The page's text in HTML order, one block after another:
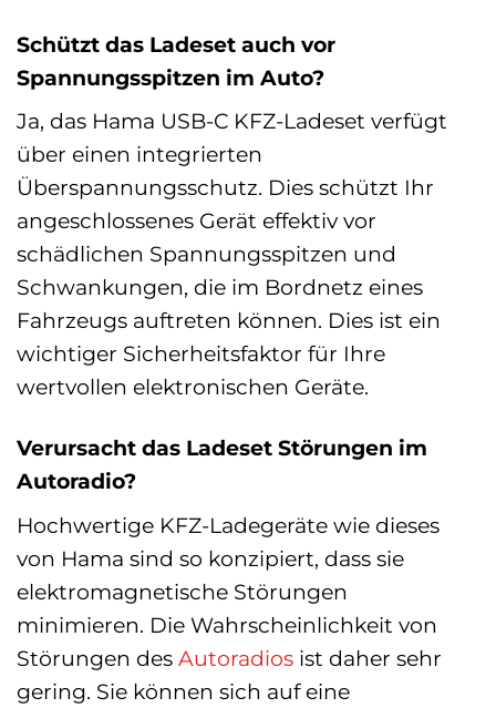
Schützt das Ladeset auch vor
Spannungsspitzen im Auto?
Ja, das Hama USB-C KFZ-Ladeset verfügt
über einen integrierten
Überspannungsschutz. Dies schützt Ihr
angeschlossenes Gerät effektiv vor
schädlichen Spannungsspitzen und
Schwankungen, die im Bordnetz eines
Fahrzeugs auftreten können. Dies ist ein
wichtiger Sicherheitsfaktor für Ihre
wertvollen elektronischen Geräte.
Verursacht das Ladeset Störungen im
Autoradio?
Hochwertige KFZ-Ladegeräte wie dieses
von Hama sind so konzipiert, dass sie
elektromagnetische Störungen
minimieren. Die Wahrscheinlichkeit von
Störungen des Autoradios ist daher sehr
gering. Sie können sich auf eine